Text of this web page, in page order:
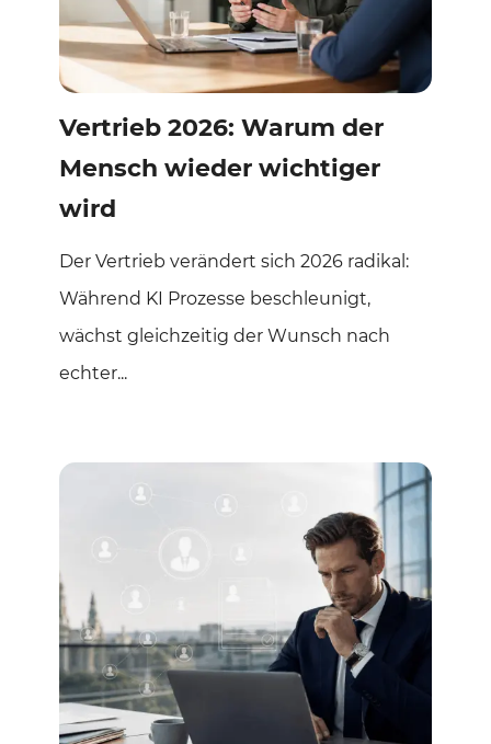
Vertrieb 2026: Warum der
Mensch wieder wichtiger
wird
Der Vertrieb verändert sich 2026 radikal:
Während KI Prozesse beschleunigt,
wächst gleichzeitig der Wunsch nach
echter...